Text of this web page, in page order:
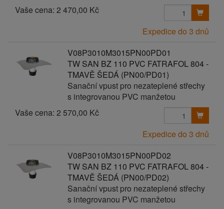
Vaše cena: 2 470,00 Kč
Expedice do 3 dnů
V08P3010M3015PN00PD01
TW SAN BZ 110 PVC FATRAFOL 804 -
TMAVĚ ŠEDÁ (PN00/PD01)
Sanační vpust pro nezateplené střechy
s integrovanou PVC manžetou
Vaše cena: 2 570,00 Kč
Expedice do 3 dnů
V08P3010M3015PN00PD02
TW SAN BZ 110 PVC FATRAFOL 804 -
TMAVĚ ŠEDÁ (PN00/PD02)
Sanační vpust pro nezateplené střechy
s integrovanou PVC manžetou